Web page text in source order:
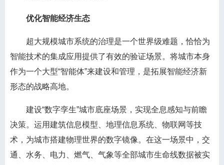
优化智能经济生态
超大规模城市系统的治理是一个世界级难题，恰恰为
智能技术的集成应用提供了有效的验证场景。将城市本身
作为一个大型“智能体”来建设和管理，是拓展智能经济新
形态的战略高地。
建设“数字孪生”城市底座场景，实现全息感知与前瞻
决策。运用建筑信息模型、地理信息系统、物联网等技
术，为城市搭建物理世界的数字镜像。在这一场景中，交
通、水务、电力、燃气、气象等全部城市生命线数据被实